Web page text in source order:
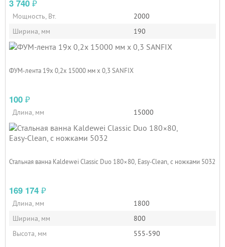
3 740 ₽
Мощность, Вт.
2000
Ширина, мм
190
ФУМ-лента 19х 0,2х 15000 мм х 0,3 SANFIX
100 ₽
Длина, мм 15000
Стальная ванна Kaldewei Classic Duo 180×80, Easy‑Clean, с ножками 5032
169 174 ₽
Длина, мм
1800
Ширина, мм
800
Высота, мм
555-590